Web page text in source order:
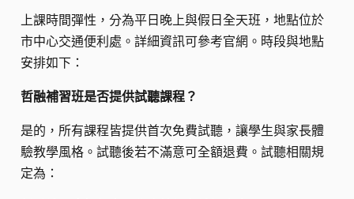
上課時間彈性，分為平日晚上與假日全天班，地點位於
市中心交通便利處。詳細資訊可參考官網。時段與地點
安排如下：
哲融補習班是否提供試聽課程？
是的，所有課程皆提供首次免費試聽，讓學生與家長體
驗教學風格。試聽後若不滿意可全額退費。試聽相關規
定為：